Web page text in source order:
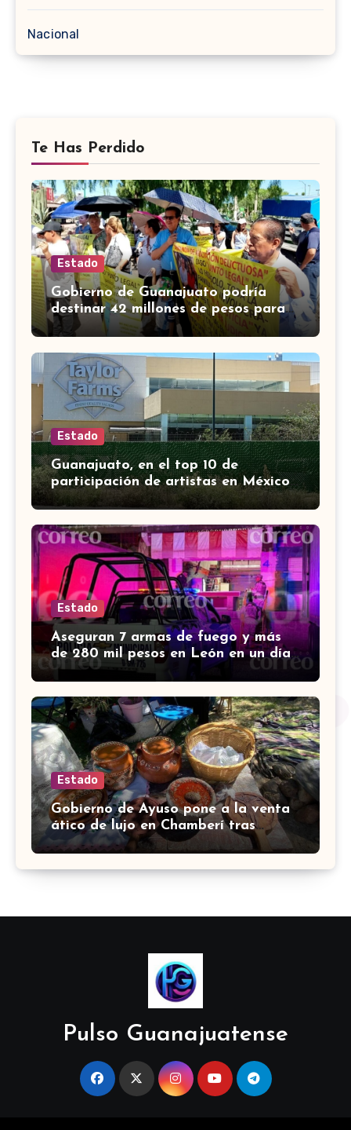
Nacional
Te Has Perdido
Estado
Gobierno de Guanajuato podría
destinar 42 millones de pesos para
víctimas de Punto Legal
Estado
Guanajuato, en el top 10 de
participación de artistas en México
Canta, señalan en mañanera
Estado
Aseguran 7 armas de fuego y más
de 280 mil pesos en León en un día;
hay 4 detenidos
Estado
Gobierno de Ayuso pone a la venta
ático de lujo en Chamberí tras
comprarlo por 6,3 millones de euros
Pulso Guanajuatense